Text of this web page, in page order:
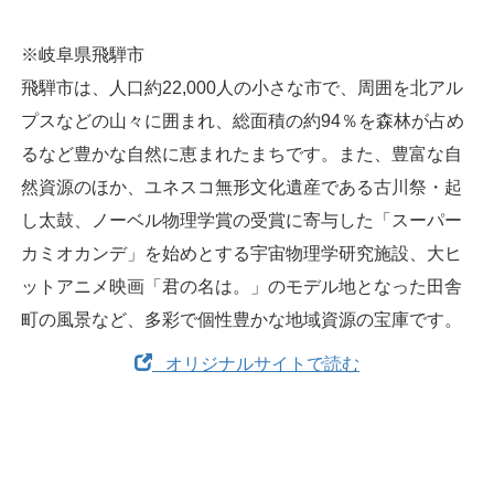
※岐阜県飛騨市
飛騨市は、人口約22,000人の小さな市で、周囲を北アル
プスなどの山々に囲まれ、総面積の約94％を森林が占め
るなど豊かな自然に恵まれたまちです。また、豊富な自
然資源のほか、ユネスコ無形文化遺産である古川祭・起
し太鼓、ノーベル物理学賞の受賞に寄与した「スーパー
カミオカンデ」を始めとする宇宙物理学研究施設、大ヒ
ットアニメ映画「君の名は。」のモデル地となった田舎
町の風景など、多彩で個性豊かな地域資源の宝庫です。
オリジナルサイトで読む